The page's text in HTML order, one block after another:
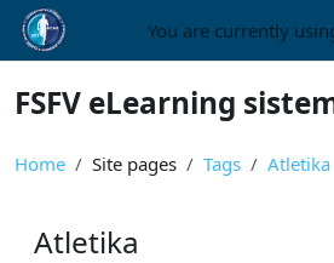
Skip to main content
You are currently
FSFV eLearning
Home Site pages Tags Atletika
Atletika